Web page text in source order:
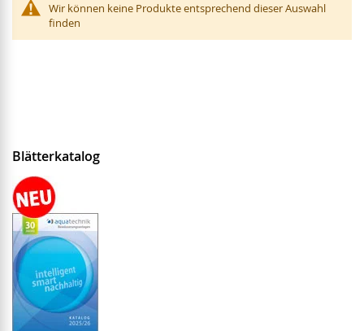
Wir können keine Produkte entsprechend dieser Auswahl
finden
Blätterkatalog